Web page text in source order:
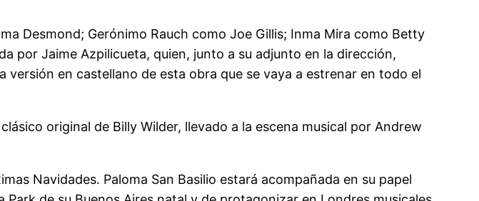
Desmond; Gerónimo Rauch como Joe Gillis; Inma Mira como Betty
por Jaime Azpilicueta, quien, junto a su adjunto en la dirección,
en castellano de esta obra que se vaya a estrenar en todo el
original de Billy Wilder, llevado a la escena musical por Andrew
Navidades. Paloma San Basilio estará acompañada en su papel